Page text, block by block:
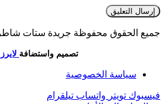
جميع الحقوق محفوظة جريدة ستات شاطرة
تصميم واستضافة
سياسة الخصوصية
فيسبوك تويتر واتساب تيلقرام